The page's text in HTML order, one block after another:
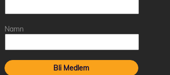
Namn
Bli Medlem